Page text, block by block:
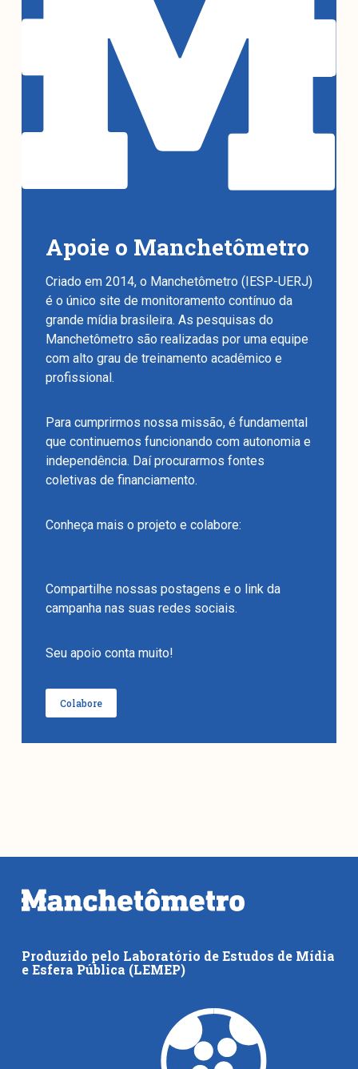
Apoie o Manchetômetro
Criado em 2014, o Manchetômetro (IESP-UERJ)
é o único site de monitoramento contínuo da
grande mídia brasileira. As pesquisas do
Manchetômetro são realizadas por uma equipe
com alto grau de treinamento acadêmico e
profissional.
Para cumprirmos nossa missão, é fundamental
que continuemos funcionando com autonomia e
independência. Daí procurarmos fontes
coletivas de financiamento.
Conheça mais o projeto e colabore:
Compartilhe nossas postagens e o link da
campanha nas suas redes sociais.
Seu apoio conta muito!
Colabore
Produzido pelo Laboratório de Estudos de Mídia
e Esfera Pública (LEMEP)